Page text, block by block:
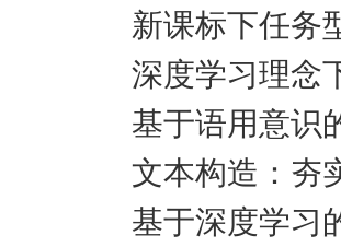
新课标下任
深度学习理念
基于语用意识
文本构造：夯
基于深度学习